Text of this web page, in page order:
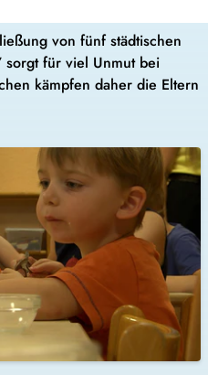
von fünf städtischen
sorgt für viel Unmut bei
kämpfen daher die Eltern